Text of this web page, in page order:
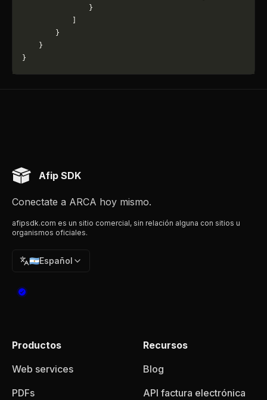
                }
        }
    }
}
Afip SDK
Conectate a ARCA hoy mismo.
afipsdk.com es un sitio comercial, sin relación alguna con sitios u
organismos oficiales.
🇦🇷Español
Productos
Web services
PDFs
Recursos
Blog
API factura electrónica